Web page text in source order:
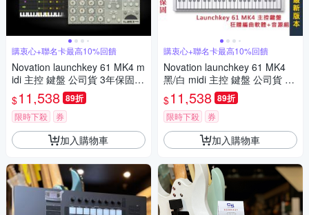
購衷心+聯名卡最高10%回饋
Novation launchkey 61 MK4 m
idi 主控 鍵盤 公司貨 3年保固
編曲 錄音 製作
$11,538 89折
限時下殺 券
加入購物車
購衷心+聯名卡最高10%回饋
Novation launchkey 61 MK4
黑/白 midi 主控 鍵盤 公司貨 3
年保固
$11,538 89折
限時下殺 券
加入購物車